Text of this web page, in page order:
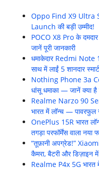
Oppo Find X9 Ultra
Launch की बड़ी उम्मीद!
POCO X8 Pro के
जानें पूरी जानकारी
धमाकेदार Redmi Note
साथ में लाईं 5 शानदार
Nothing Phone 3a
धांसू धमाका — जानें क्या
Realme Narzo 90
भारत में लॉन्च — पावरफुल
OnePlus 15R भारत
तगड़ा परफॉर्मेंस वाला नया
“तूफ़ानी अपग्रेड!”
कैमरा, बैटरी और डिज़ाइन में
Realme P4x 5G भारत